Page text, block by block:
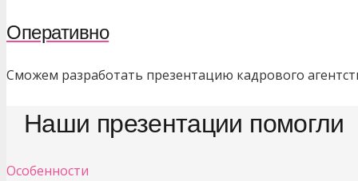
Оперативно
Сможем разработать презентацию кадрового
Наши презентации помогли
Особенности